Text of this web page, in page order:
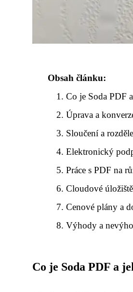
Obsah článku:
Co je Soda PDF
Úprava a
Sloučení a
Elektronický
Práce s PDF na
Cloudové
Cenové plány a
Výhody a
Co je Soda PDF a